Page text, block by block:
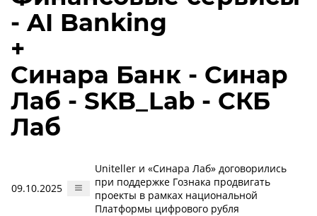
- AI Banking
+
Синара Банк - Синар
Лаб - SKB_Lab - СКБ
Лаб
09.10.2025
Uniteller и «Синара Лаб» договорились
при поддержке Гознака продвигать
проекты в рамках национальной
Платформы цифрового рубля